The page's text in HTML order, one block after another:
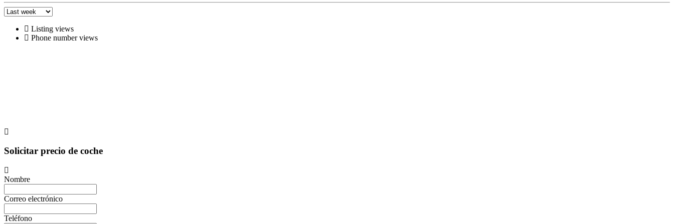
Listing views
Phone number views
Solicitar precio de coche
Nombre
Correo electrónico
Teléfono